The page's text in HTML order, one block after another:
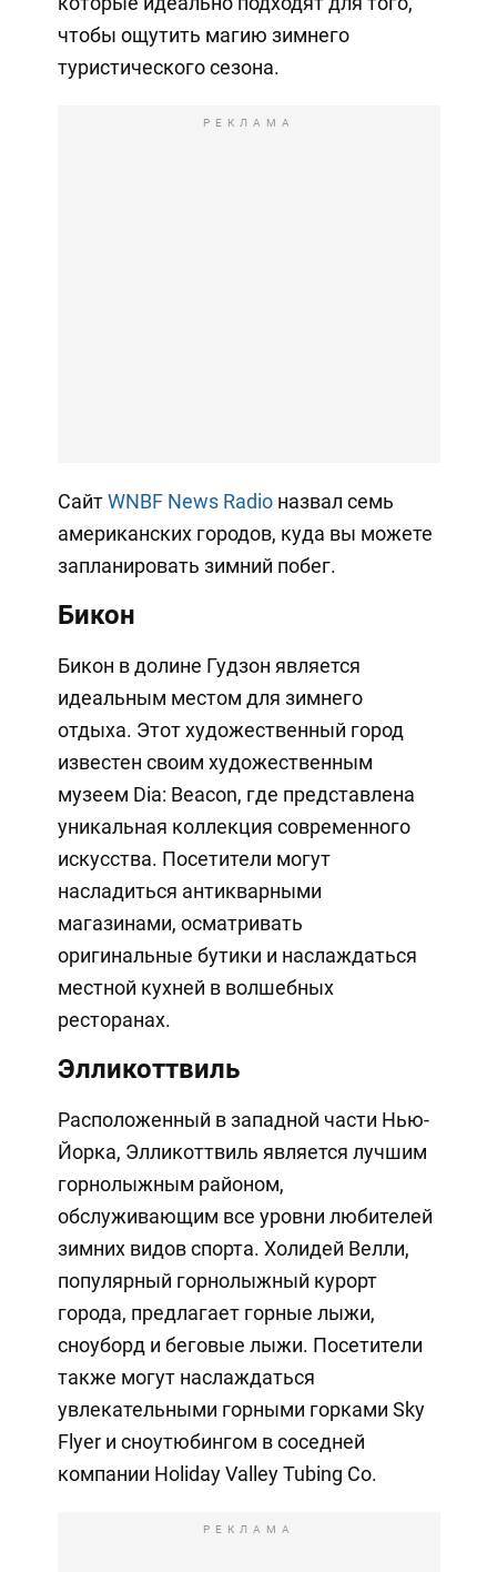
чтобы ощутить магию зимнего
туристического сезона.
РЕКЛАМА
СайтWNBF News Radioназвал семь
американских городов, куда вы можете
запланировать зимний побег.
Бикон
Бикон в долине Гудзон является
идеальным местом для зимнего
отдыха. Этот художественный город
известен своим художественным
музеем Dia: Beacon, где представлена
уникальная коллекция современного
искусства. Посетители могут
насладиться антикварными
магазинами, осматривать
оригинальные бутики и наслаждаться
местной кухней в волшебных
ресторанах.
Элликоттвиль
Расположенный в западной части Нью-
Йорка, Элликоттвиль является лучшим
горнолыжным районом,
обслуживающим все уровни любителей
зимних видов спорта. Холидей Велли,
популярный горнолыжный курорт
города, предлагает горные лыжи,
сноуборд и беговые лыжи. Посетители
также могут наслаждаться
увлекательными горными горками Sky
Flyer и сноутюбингом в соседней
компании Holiday Valley Tubing Co.
РЕКЛАМА